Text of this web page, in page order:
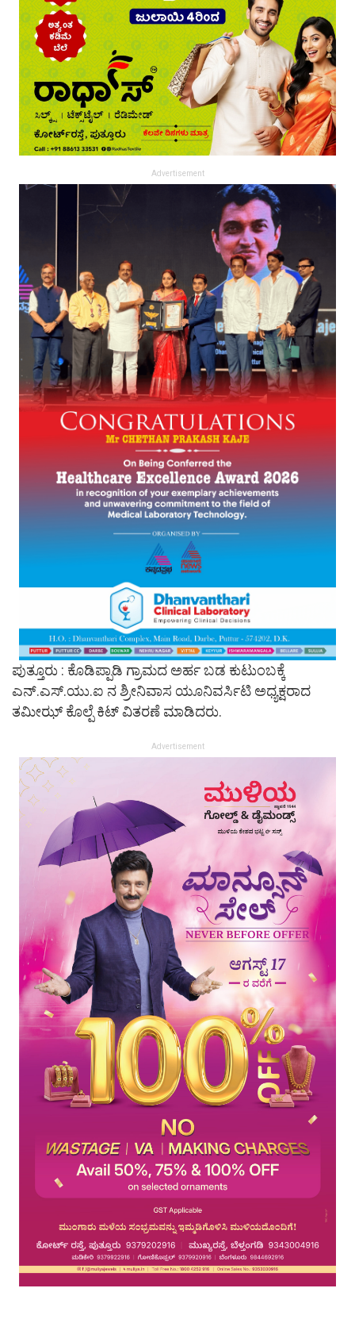
Advertisement
ಪುತ್ತೂರು : ಕೊಡಿಪ್ಪಾಡಿ ಗ್ರಾಮದ ಅರ್ಹ ಬಡ ಕುಟುಂಬಕ್ಕೆ
ಎನ್.ಎಸ್.ಯು.ಐ ನ ಶ್ರೀನಿವಾಸ ಯೂನಿವರ್ಸಿಟಿ ಅಧ್ಯಕ್ಷರಾದ
ತಮೀಝ್ ಕೊಲ್ಪೆ ಕಿಟ್ ವಿತರಣೆ ಮಾಡಿದರು.
Advertisement